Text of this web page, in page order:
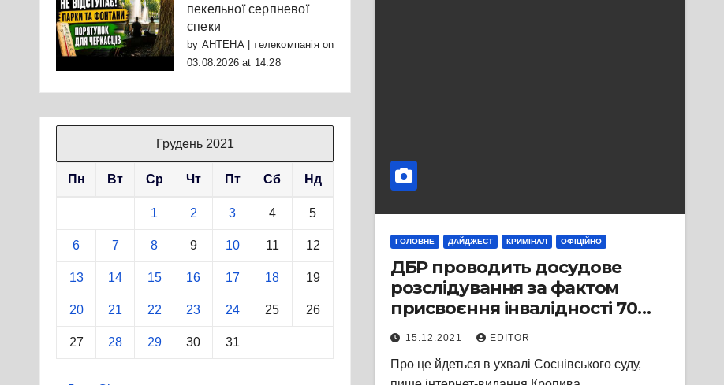
пекельної серпневої
спеки
by АНТЕНА | телекомпаніяon
03.08.2026 at 14:28
Грудень 2021
Пн Вт Ср Чт Пт Сб Нд
1 2 3 4 5
6 7 8 9 10 11 12
13 14 15 16 17 18 19
20 21 22 23 24 25 26
27 28 29 30 31
ГОЛОВНЕ ДАЙДЖЕСТ КРИМІНАЛ ОФІЦІЙНО
ДБР проводить досудове
розслідування за фактом
присвоєння інвалідності 70
прокурорам Черкащини
15.12.2021 EDITOR
Про це йдеться в ухвалі Соснівського суду,